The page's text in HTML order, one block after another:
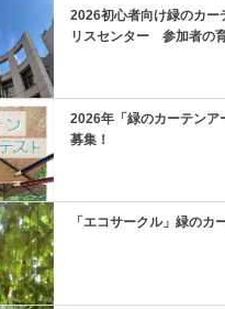
2026初心者向け緑のカー
リスセンター 参加者の
2026年「緑のカーテンア
募集！
「エコサークル」緑のカ